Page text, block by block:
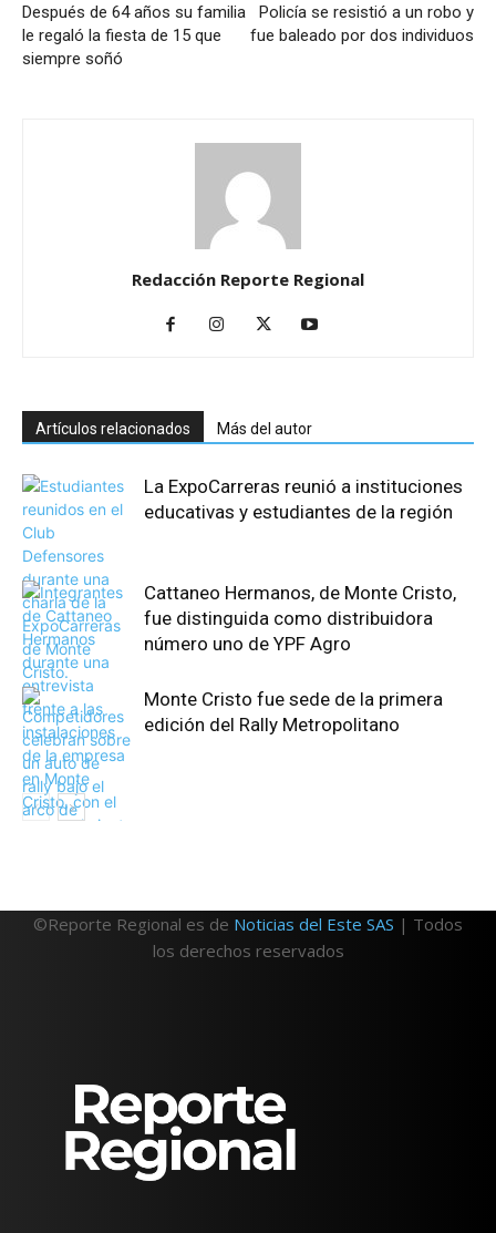
Después de 64 años su familia
le regaló la fiesta de 15 que
siempre soñó
Policía se resistió a un robo y
fue baleado por dos individuos
Redacción Reporte Regional
Artículos relacionados Más del autor
La ExpoCarreras reunió a instituciones
educativas y estudiantes de la región
Cattaneo Hermanos, de Monte Cristo,
fue distinguida como distribuidora
número uno de YPF Agro
Monte Cristo fue sede de la primera
edición del Rally Metropolitano
©Reporte Regional es de Noticias del Este SAS | Todos
los derechos reservados